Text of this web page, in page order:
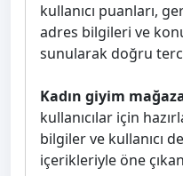
kullanıcı puanları,
adres bilgileri ve
sunularak doğru
Kadın giyim
kullanıcılar için
bilgiler ve kullanıcı
içerikleriyle öne